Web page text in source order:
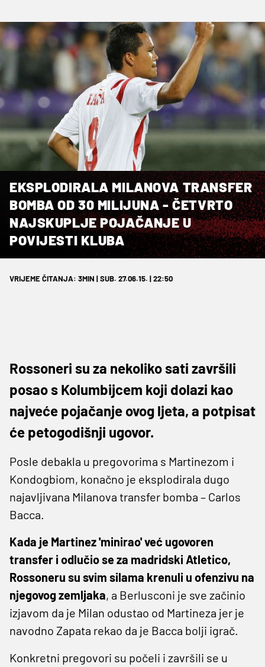
EKSPLODIRALA MILANOVA TRANSFER
BOMBA OD 30 MILIJUNA - ČETVRTO
NAJSKUPLJE POJAČANJE U
POVIJESTI KLUBA
VRIJEME ČITANJA: 3MIN | SUB. 27.06.15. | 22:50
Rossoneri su za nekoliko sati završili
posao s Kolumbijcem koji dolazi kao
najveće pojačanje ovog ljeta, a potpisat
će petogodišnji ugovor.
Posle debakla u pregovorima s Martinezom i
Kondogbiom, konačno je eksplodirala dugo
najavljivana Milanova transfer bomba – Carlos
Bacca.
Kada je Martinez 'minirao' već ugovoren
transfer i odlučio se za madridski Atletico,
Rossoneru su svim silama krenuli u ofenzivu na
njegovog zemljaka, a Berlusconi je sve začinio
izjavom da je Milan odustao od Martineza jer je
navodno Zapata rekao da je Bacca bolji igrač.
Konkretni pregovori su počeli i završili se u